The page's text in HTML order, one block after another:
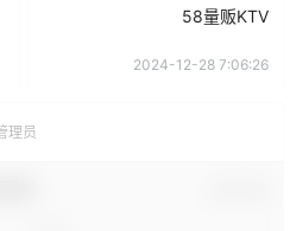
58量贩KTV
2024-12-28 7:06:26
理员